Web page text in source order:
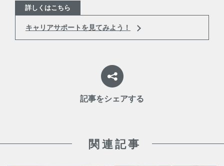
詳しくはこちら
キャリアサポートを見てみよう！
記事をシェアする
関連記事